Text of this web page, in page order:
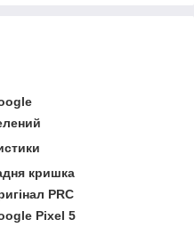
кришка
PRC
Pixel 5